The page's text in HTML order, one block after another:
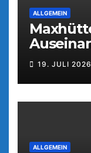
ALLGEMEIN
Parkfest
19. JULI 2026
ALLGEMEIN